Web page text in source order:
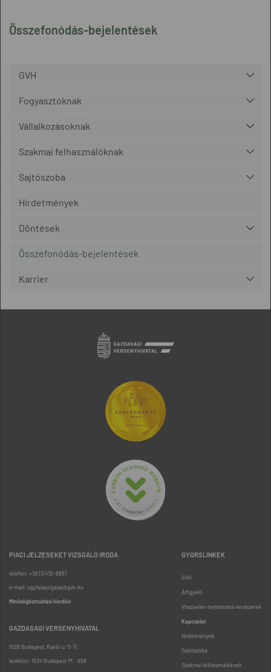
Összefonódás-bejelentések
GVH
Fogyasztóknak
Vállalkozásoknak
Szakmai felhasználóknak
Sajtószoba
Hirdetmények
Döntések
Összefonódás-bejelentések
Karrier
PIACI JELZÉSEKET VIZSGÁLÓ IRODA
telefon: +36 (1) 472-8851
e-mail: ugyfelszolgalat@gvh.hu
Minőségbiztosítási kérdőív
GAZDASÁGI VERSENYHIVATAL
1026 Budapest, Riadó u. 5-11.
levélcím: 1534 Budapest Pf.: 958
GYORSLINKEK
GVH
Árfigyelő
Visszaélés-bejelentési rendszerek
Kapcsolat
Hirdetmények
Sajtószoba
Szakmai felhasználóknak